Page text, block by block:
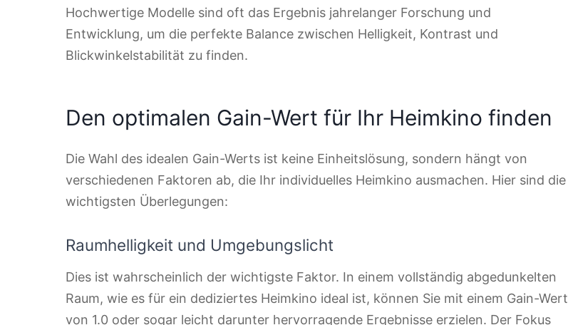
Hochwertige Modelle sind oft das Ergebnis jahrelanger Forschung und
Entwicklung, um die perfekte Balance zwischen Helligkeit, Kontrast und
Blickwinkelstabilität zu finden.
Den optimalen Gain-Wert für Ihr Heimkino finden
Die Wahl des idealen Gain-Werts ist keine Einheitslösung, sondern hängt von
verschiedenen Faktoren ab, die Ihr individuelles Heimkino ausmachen. Hier sind die
wichtigsten Überlegungen:
Raumhelligkeit und Umgebungslicht
Dies ist wahrscheinlich der wichtigste Faktor. In einem vollständig abgedunkelten
Raum, wie es für ein dediziertes Heimkino ideal ist, können Sie mit einem Gain-Wert
von 1.0 oder sogar leicht darunter hervorragende Ergebnisse erzielen. Der Fokus